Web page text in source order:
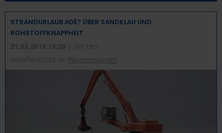
STRANDURLAUB ADÉ? ÜBER SANDKLAU UND
ROHSTOFFKNAPPHEIT
21.03.2018 15:20
| Jan Hell
Veröffentlicht in: Wissenswertes